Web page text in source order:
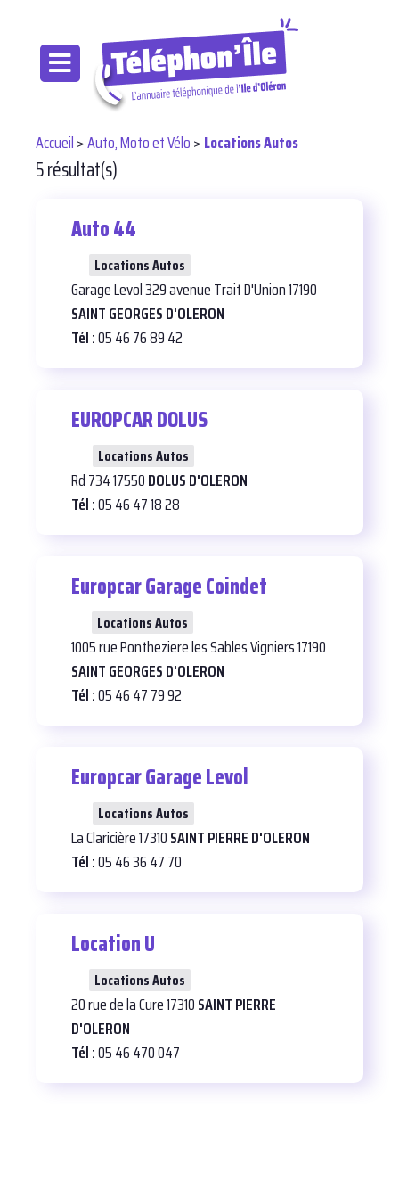
Accueil>Auto, Moto et Vélo>Locations Autos
5 résultat(s)
Auto 44
Locations Autos
Garage Levol 329 avenue Trait D'Union 17190
SAINT GEORGES D'OLERON
Tél :05 46 76 89 42
EUROPCAR DOLUS
Locations Autos
Rd 734 17550DOLUS D'OLERON
Tél :05 46 47 18 28
Europcar Garage Coindet
Locations Autos
1005 rue Pontheziere les Sables Vigniers 17190
SAINT GEORGES D'OLERON
Tél :05 46 47 79 92
Europcar Garage Levol
Locations Autos
La Claricière 17310SAINT PIERRE D'OLERON
Tél :05 46 36 47 70
Location U
Locations Autos
20 rue de la Cure 17310SAINT PIERRE
D'OLERON
Tél :05 46 470 047